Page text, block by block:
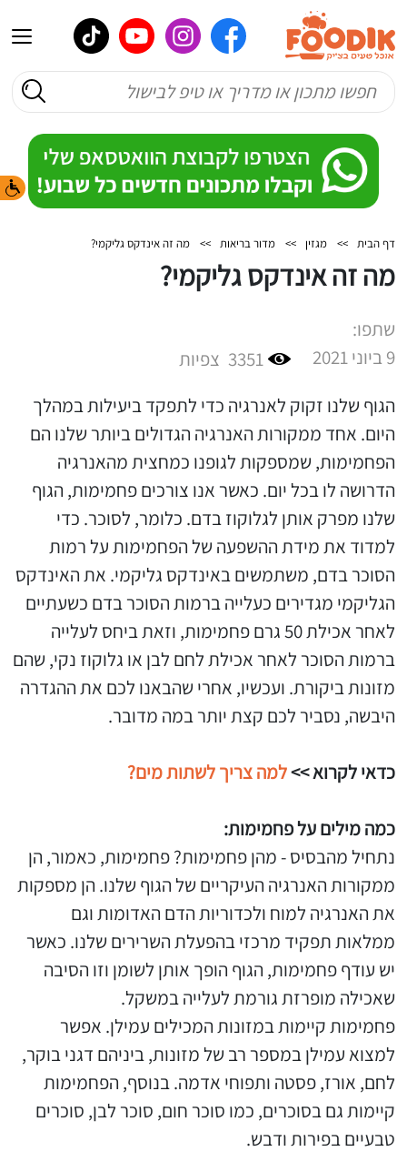
דף הבית >> מגזין >> מדור בריאות >> מה זה אינדקס גליקמי?
מה זה אינדקס גליקמי?
שתפו:
9 ביוני 2021
3351 צפיות
הגוף שלנו זקוק לאנרגיה כדי לתפקד ביעילות במהלך
היום. אחד ממקורות האנרגיה הגדולים ביותר שלנו הם
הפחמימות, שמספקות לגופנו כמחצית מהאנרגיה
הדרושה לו בכל יום. כאשר אנו צורכים פחמימות, הגוף
שלנו מפרק אותן לגלוקוז בדם. כלומר, לסוכר. כדי
למדוד את מידת ההשפעה של הפחמימות על רמות
הסוכר בדם, משתמשים באינדקס גליקמי. את האינדקס
הגליקמי מגדירים כעלייה ברמות הסוכר בדם כשעתיים
לאחר אכילת 50 גרם פחמימות, וזאת ביחס לעלייה
ברמות הסוכר לאחר אכילת לחם לבן או גלוקוז נקי, שהם
מזונות ביקורת. ועכשיו, אחרי שהבאנו לכם את ההגדרה
היבשה, נסביר לכם קצת יותר במה מדובר.
כדאי לקרוא >>למה צריך לשתות מים?
כמה מילים על פחמימות:
נתחיל מהבסיס - מהן פחמימות? פחמימות, כאמור, הן
ממקורות האנרגיה העיקריים של הגוף שלנו. הן מספקות
את האנרגיה למוח ולכדוריות הדם האדומות וגם
ממלאות תפקיד מרכזי בהפעלת השרירים שלנו. כאשר
יש עודף פחמימות, הגוף הופך אותן לשומן וזו הסיבה
שאכילה מופרזת גורמת לעלייה במשקל.
פחמימות קיימות במזונות המכילים עמילן. אפשר
למצוא עמילן במספר רב של מזונות, ביניהם דגני בוקר,
לחם, אורז, פסטה ותפוחי אדמה. בנוסף, הפחמימות
קיימות גם בסוכרים, כמו סוכר חום, סוכר לבן, סוכרים
טבעיים בפירות ודבש.